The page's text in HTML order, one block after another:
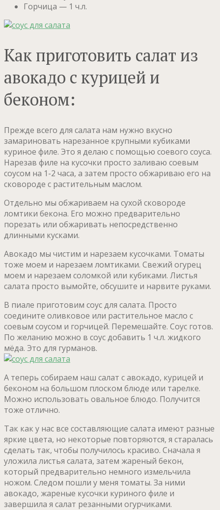
Горчица — 1 ч.л.
Как приготовить салат из
авокадо с курицей и
беконом:
Прежде всего для салата нам нужно вкусно
замариновать нарезанное крупными кубиками
куриное филе. Это я делаю с помощью соевого соуса.
Нарезав филе на кусочки просто заливаю соевым
соусом на 1-2 часа, а затем просто обжариваю его на
сковороде с растительным маслом.
Отдельно мы обжариваем на сухой сковороде
ломтики бекона. Его можно предварительно
порезать или обжаривать непосредственно
длинными кусками.
Авокадо мы чистим и нарезаем кусочками. Томаты
тоже моем и нарезаем ломтиками. Свежий огурец
моем и нарезаем соломкой или кубиками. Листья
салата просто вымойте, обсушите и нарвите руками.
В пиале приготовим соус для салата. Просто
соедините оливковое или растительное масло с
соевым соусом и горчицей. Перемешайте. Соус готов.
По желанию можно в соус добавить 1 ч.л. жидкого
мёда. Это для гурманов.
А теперь собираем наш салат с авокадо, курицей и
беконом на большом плоском блюде или тарелке.
Можно использовать овальное блюдо. Получится
тоже отлично.
Так как у нас все составляющие салата имеют разные
яркие цвета, но некоторые повторяются, я старалась
сделать так, чтобы получилось красиво. Сначала я
уложила листья салата, затем жареный бекон,
который предварительно немного измельчила
ножом. Следом пошли у меня томаты. За ними
авокадо, жареные кусочки куриного филе и
завершила я салат резанными огурчиками.